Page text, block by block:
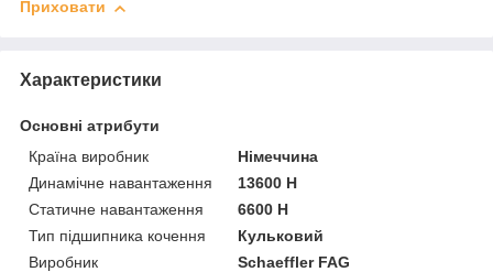
Приховати
Характеристики
Основні атрибути
Країна виробник
Німеччина
Динамічне навантаження
13600 Н
Статичне навантаження
6600 Н
Тип підшипника кочення
Кульковий
Виробник
Schaeffler FAG